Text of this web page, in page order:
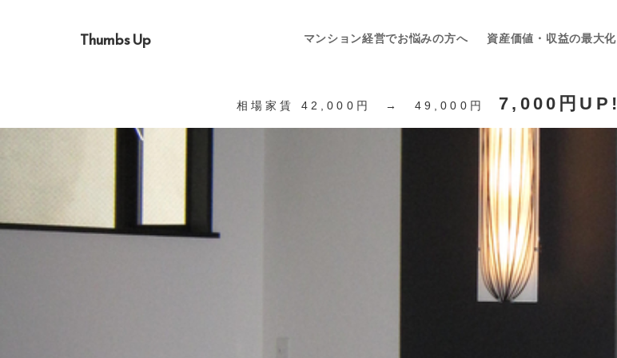
Thumbs Up マンション経営でお悩みの方へ 資産価値・収益の最大化
相場家賃 42,000円 → 49,000円 7,000円UP!